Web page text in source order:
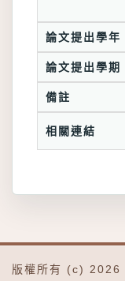
論文提出學年
論文提出學期
備註
相關連結
版權所有 (c) 2026